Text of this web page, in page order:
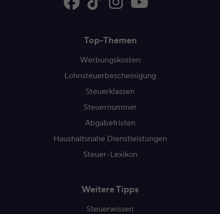
Top-Themen
Werbungskosten
Lohnsteuerbescheinigung
Steuerklassen
Steuernummer
Abgabefristen
Haushaltsnahe Dienstleistungen
Steuer-Lexikon
Weitere Tipps
Steuerwissen